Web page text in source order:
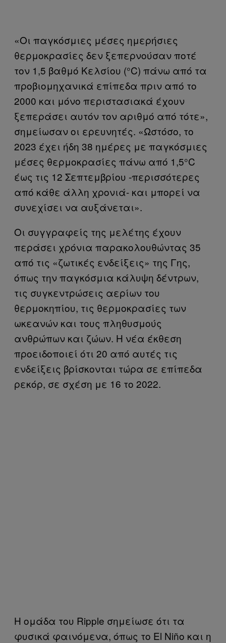
«Οι παγκόσμιες μέσες ημερήσιες
θερμοκρασίες δεν ξεπερνούσαν ποτέ
τον 1,5 βαθμό Κελσίου (°C) πάνω από τα
προβιομηχανικά επίπεδα πριν από το
2000 και μόνο περιστασιακά έχουν
ξεπεράσει αυτόν τον αριθμό από τότε»,
σημείωσαν οι ερευνητές. «Ωστόσο, το
2023 έχει ήδη 38 ημέρες με παγκόσμιες
μέσες θερμοκρασίες πάνω από 1,5°C
έως τις 12 Σεπτεμβρίου -περισσότερες
από κάθε άλλη χρονιά- και μπορεί να
συνεχίσει να αυξάνεται».
Οι συγγραφείς της μελέτης έχουν
περάσει χρόνια παρακολουθώντας 35
από τις «ζωτικές ενδείξεις» της Γης,
όπως την παγκόσμια κάλυψη δέντρων,
τις συγκεντρώσεις αερίων του
θερμοκηπίου, τις θερμοκρασίες των
ωκεανών και τους πληθυσμούς
ανθρώπων και ζώων. Η νέα έκθεση
προειδοποιεί ότι 20 από αυτές τις
ενδείξεις βρίσκονται τώρα σε επίπεδα
ρεκόρ, σε σχέση με 16 το 2022.
Η ομάδα του Ripple σημείωσε ότι τα
φυσικά φαινόμενα, όπως το El Niño και η